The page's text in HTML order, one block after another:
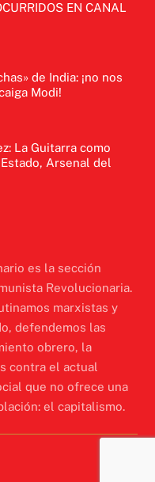
EN CANAL
de India: ¡no nos
Modi!
La Guitarra como
Arsenal del
es la sección
Revolucionaria.
marxistas y
defendemos las
obrero, la
contra el actual
que no ofrece una
el capitalismo.